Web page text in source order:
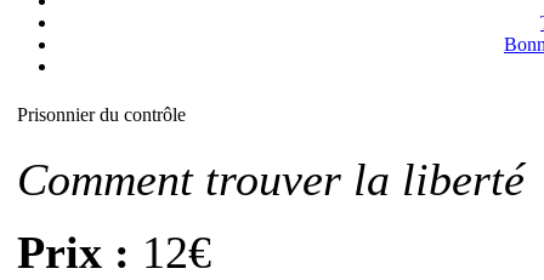
Prisonnier du contrôle
Comment trouver la liberté
Prix : 12€